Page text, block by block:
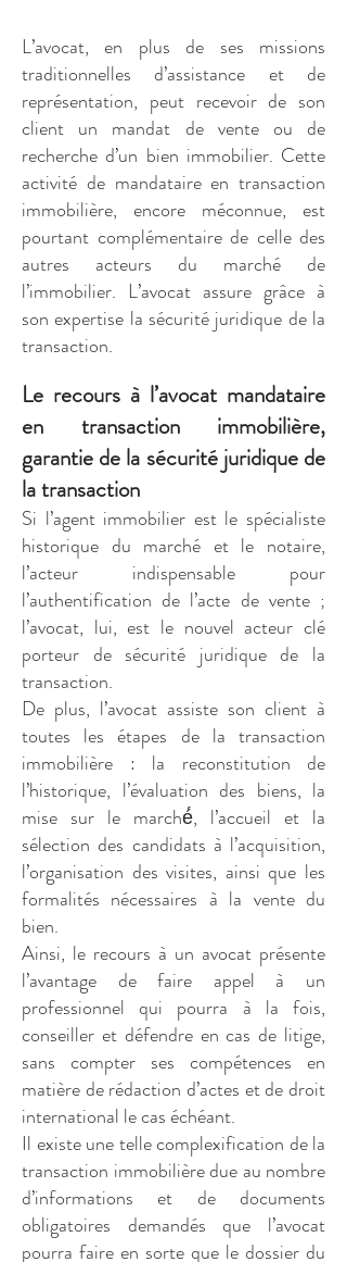
L’avocat, en plus de ses missions
traditionnelles d’assistance et de
représentation, peut recevoir de son
client un mandat de vente ou de
recherche d’un bien immobilier. Cette
activité de mandataire en transaction
immobilière, encore méconnue, est
pourtant complémentaire de celle des
autres acteurs du marché de
l’immobilier. L’avocat assure grâce à
son expertise la sécurité juridique de la
transaction.
Le recours à l’avocat mandataire
en transaction immobilière,
garantie de la sécurité juridique de
la transaction
Si l’agent immobilier est le spécialiste
historique du marché et le notaire,
l’acteur indispensable pour
l’authentification de l’acte de vente ;
l’avocat, lui, est le nouvel acteur clé
porteur de sécurité juridique de la
transaction.
De plus, l’avocat assiste son client à
toutes les étapes de la transaction
immobilière : la reconstitution de
l’historique, l’évaluation des biens, la
mise sur le marché́, l’accueil et la
sélection des candidats à l’acquisition,
l’organisation des visites, ainsi que les
formalités nécessaires à la vente du
bien.
Ainsi, le recours à un avocat présente
l’avantage de faire appel à un
professionnel qui pourra à la fois,
conseiller et défendre en cas de litige,
sans compter ses compétences en
matière de rédaction d’actes et de droit
international le cas échéant.
Il existe une telle complexification de la
transaction immobilière due au nombre
d’informations et de documents
obligatoires demandés que l’avocat
pourra faire en sorte que le dossier du